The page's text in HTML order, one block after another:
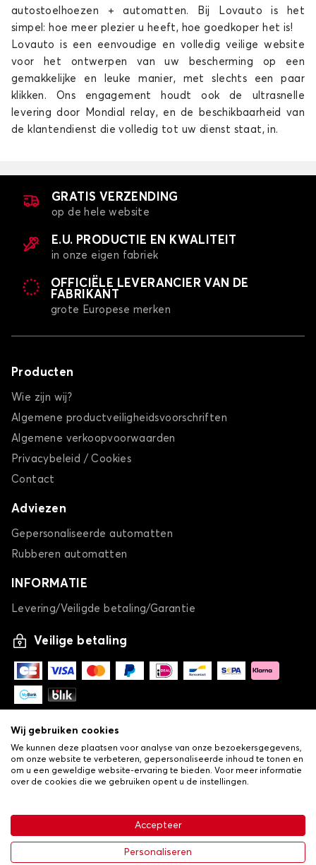
autostoelhoezen + automatten. Bij Lovauto is het
simpel: hoe meer plezier u heeft, hoe goedkoper het is!
Lovauto is een eenvoudige en volledig veilige website
voor het ontwerpen van uw bescherming op een
gemakkelijke en leuke manier, met slechts een paar
klikken. Ons engagement houdt ook de ultrasnelle
levering door Mondial relay, en de beschikbaarheid van
de klantendienst die volledig tot uw dienst staat, in.
GRATIS VERZENDING
op de hele website
E.U. PRODUCTIE EN KWALITEIT
in onze eigen fabriek
OFFICIËLE LEVERANCIER VAN DE
FABRIKANT
grote Europese merken
Producten
Wie zijn wij?
Algemene productveiligheidsvoorschriften
Algemene verkoopvoorwaarden
Privacybeleid / Cookies
Contact
Adviezen
Gepersonaliseerde automatten
Rubberen automatten
INFORMATIE
Levering/Veiligde betaling/Garantie
Veilige betaling
Algemene verkoopvoorwaarden•Privacy- en cookiebeleid
•Livraison
Wij gebruiken cookies
We kunnen deze plaatsen voor analyse van onze bezoekersgegevens,
om onze website te verbeteren, gepersonaliseerde inhoud te tonen en
om u een geweldige website-ervaring te bieden. Voor meer informatie
over de cookies die we gebruiken opent u de instellingen.
Accepteer
Personaliseren